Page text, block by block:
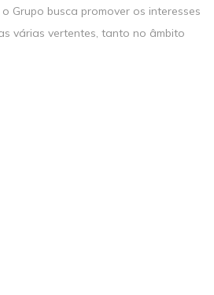
Grupo busca promover os interesses
várias vertentes, tanto no âmbito